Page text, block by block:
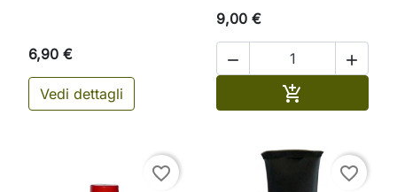
6,90 €
Vedi dettagli
9,00 €
 

favorite_border favorite_border